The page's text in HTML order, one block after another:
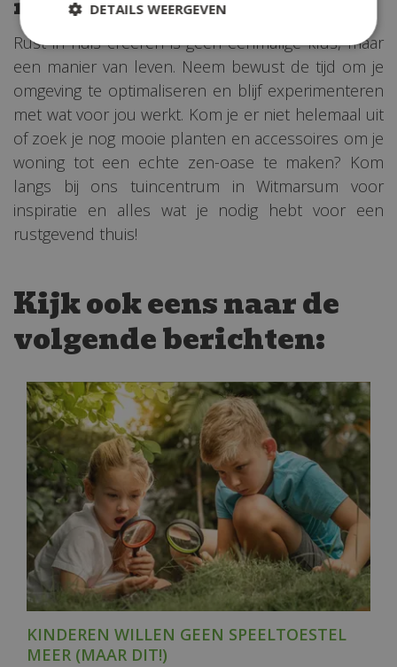
Rust in huis creëren is geen eenmalige klus, maar
een manier van leven. Neem bewust de tijd om je
omgeving te optimaliseren en blijf experimenteren
met wat voor jou werkt. Kom je er niet helemaal uit
of zoek je nog mooie planten en accessoires om je
woning tot een echte zen-oase te maken? Kom
langs bij ons tuincentrum in Witmarsum voor
inspiratie en alles wat je nodig hebt voor een
rustgevend thuis!
Kijk ook eens naar de
volgende berichten:
KINDEREN WILLEN GEEN SPEELTOESTEL
MEER (MAAR DIT!)
DETAILS WEERGEVEN